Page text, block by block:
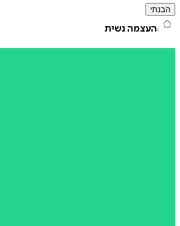
הבנתי
העצמה נשית